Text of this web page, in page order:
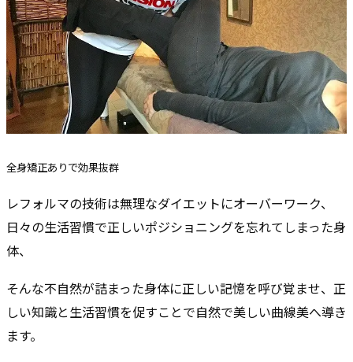
全身矯正ありで効果抜群
レフォルマの技術は無理なダイエットにオーバーワーク、
日々の生活習慣で正しいポジショニングを忘れてしまった身
体、
そんな不自然が詰まった身体に正しい記憶を呼び覚ませ、正
しい知識と生活習慣を促すことで自然で美しい曲線美へ導き
ます。